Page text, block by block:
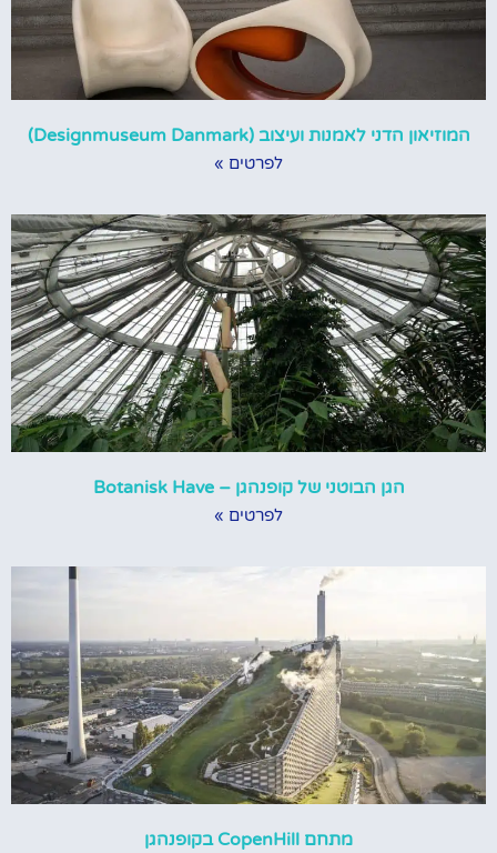
המוזיאון הדני לאמנות ועיצוב (Designmuseum Danmark)
לפרטים »
הגן הבוטני של קופנהגן – Botanisk Have
לפרטים »
מתחם CopenHill בקופנהגן